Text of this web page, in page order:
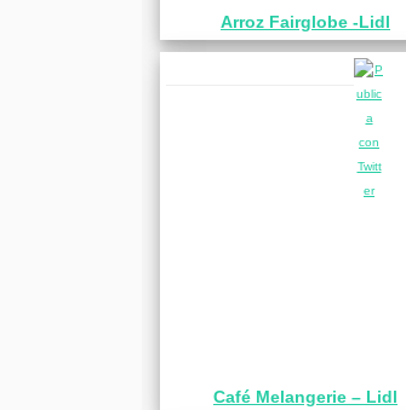
Arroz Fairglobe -Lidl
Café Melangerie – Lidl